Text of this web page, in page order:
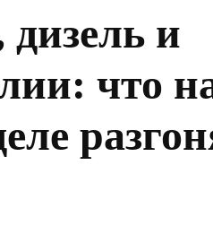
и
что